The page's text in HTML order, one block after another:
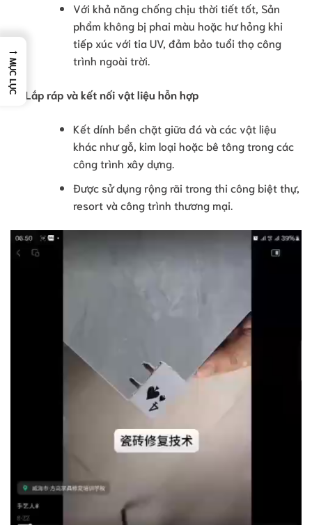
Với khả năng chống chịu thời tiết tốt, Sản
phẩm không bị phai màu hoặc hư hỏng khi
tiếp xúc với tia UV, đảm bảo tuổi thọ công
trình ngoài trời.
Lắp ráp và kết nối vật liệu hỗn hợp
Kết dính bền chặt giữa đá và các vật liệu
khác như gỗ, kim loại hoặc bê tông trong các
công trình xây dựng.
Được sử dụng rộng rãi trong thi công biệt thự,
resort và công trình thương mại.
→
MỤC LỤC